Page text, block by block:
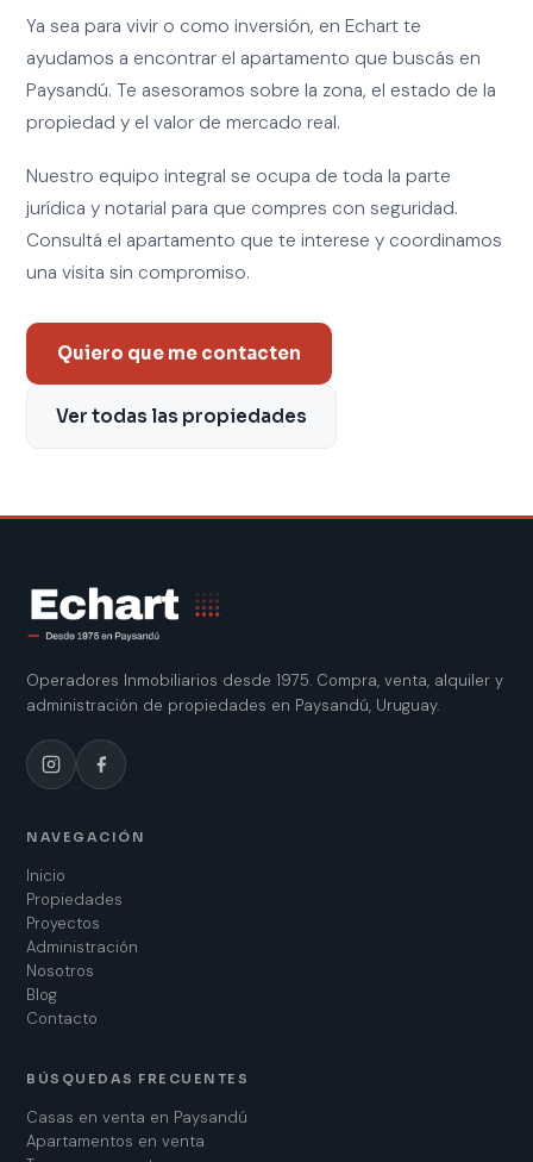
Ya sea para vivir o como inversión, en Echart te
ayudamos a encontrar el apartamento que buscás en
Paysandú. Te asesoramos sobre la zona, el estado de la
propiedad y el valor de mercado real.
Nuestro equipo integral se ocupa de toda la parte
jurídica y notarial para que compres con seguridad.
Consultá el apartamento que te interese y coordinamos
una visita sin compromiso.
Quiero que me contacten
Ver todas las propiedades
Operadores Inmobiliarios desde 1975. Compra, venta, alquiler y
administración de propiedades en Paysandú, Uruguay.
NAVEGACIÓN
Inicio
Propiedades
Proyectos
Administración
Nosotros
Blog
Contacto
BÚSQUEDAS FRECUENTES
Casas en venta en Paysandú
Apartamentos en venta